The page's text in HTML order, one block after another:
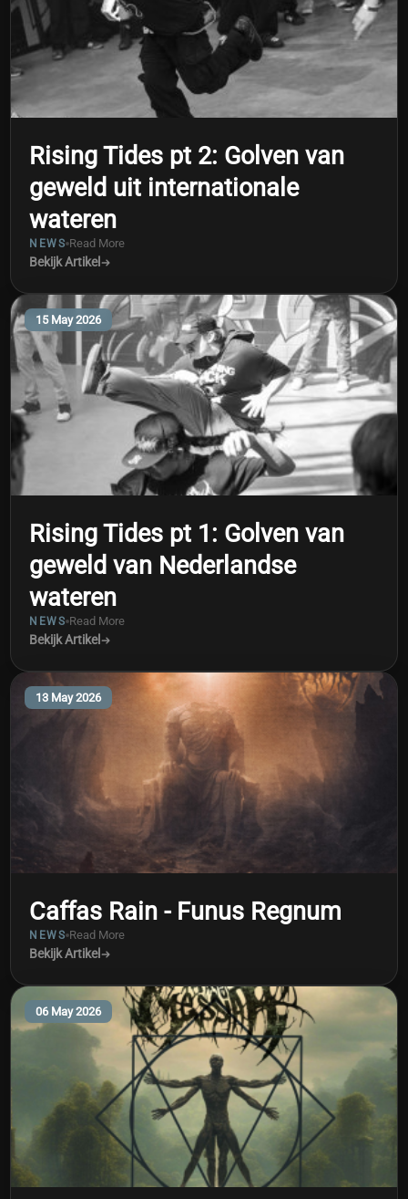
Rising Tides pt 2: Golven van
geweld uit internationale
wateren
NEWS Read More
Bekijk Artikel
15 May 2026
Rising Tides pt 1: Golven van
geweld van Nederlandse
wateren
NEWS Read More
Bekijk Artikel
13 May 2026
Caffas Rain - Funus Regnum
NEWS Read More
Bekijk Artikel
06 May 2026